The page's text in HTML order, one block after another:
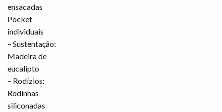
ensacadas
Pocket
individuais
– Sustentação:
Madeira de
eucalipto
– Rodízios:
Rodinhas
siliconadas